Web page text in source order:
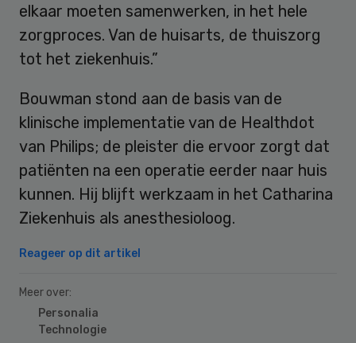
elkaar moeten samenwerken, in het hele
zorgproces. Van de huisarts, de thuiszorg
tot het ziekenhuis.”
Bouwman stond aan de basis van de
klinische implementatie van de Healthdot
van Philips; de pleister die ervoor zorgt dat
patiënten na een operatie eerder naar huis
kunnen. Hij blijft werkzaam in het Catharina
Ziekenhuis als anesthesioloog.
Reageer op dit artikel
Meer over:
Personalia
Technologie